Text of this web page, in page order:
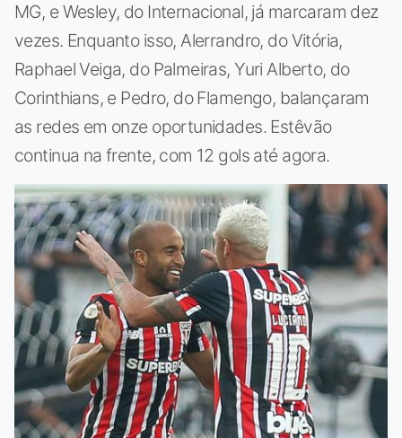
MG, e Wesley, do Internacional, já marcaram dez
vezes. Enquanto isso, Alerrandro, do Vitória,
Raphael Veiga, do Palmeiras, Yuri Alberto, do
Corinthians, e Pedro, do Flamengo, balançaram
as redes em onze oportunidades. Estêvão
continua na frente, com 12 gols até agora.